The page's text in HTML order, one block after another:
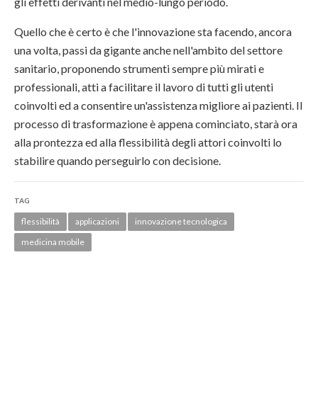
Quello che è certo è che l'innovazione sta facendo, ancora
una volta, passi da gigante anche nell'ambito del settore
sanitario, proponendo strumenti sempre più mirati e
professionali, atti a facilitare il lavoro di tutti gli utenti
coinvolti ed a consentire un'assistenza migliore ai pazienti. Il
processo di trasformazione è appena cominciato, starà ora
alla prontezza ed alla flessibilità degli attori coinvolti lo
stabilire quando perseguirlo con decisione.
TAG
flessibilità applicazioni
innovazione tecnologica
medicina mobile